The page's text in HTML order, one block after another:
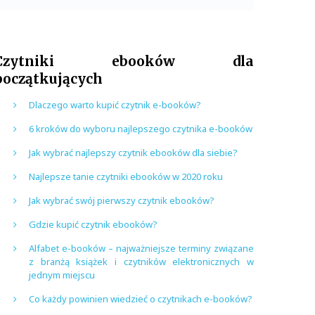
ebooków dla
Dlaczego warto kupić czytnik e-booków?
6 kroków do wyboru najlepszego czytnika e-booków
Jak wybrać najlepszy czytnik ebooków dla siebie?
Najlepsze tanie czytniki ebooków w 2020 roku
Jak wybrać swój pierwszy czytnik ebooków?
Gdzie kupić czytnik ebooków?
Alfabet e-booków – najważniejsze terminy związane
z branżą książek i czytników elektronicznych w
jednym miejscu
Co każdy powinien wiedzieć o czytnikach e-booków?